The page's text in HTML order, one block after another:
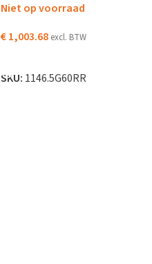
Niet op voorraad
€1,003.68 excl. BTW
SKU: 1146.5G60RR